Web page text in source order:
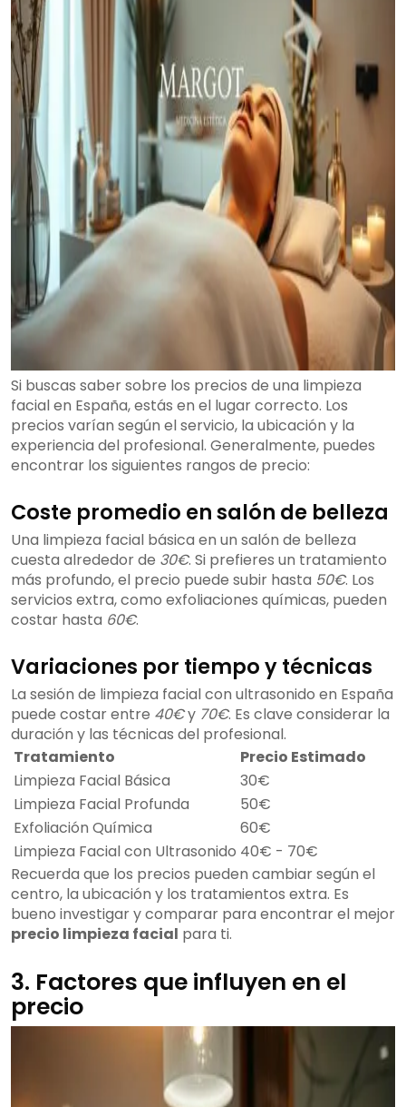
Si buscas saber sobre los precios de una limpieza
facial en España, estás en el lugar correcto. Los
precios varían según el servicio, la ubicación y la
experiencia del profesional. Generalmente, puedes
encontrar los siguientes rangos de precio:
Coste promedio en salón de belleza
Una limpieza facial básica en un salón de belleza
cuesta alrededor de 30€. Si prefieres un tratamiento
más profundo, el precio puede subir hasta 50€. Los
servicios extra, como exfoliaciones químicas, pueden
costar hasta 60€.
Variaciones por tiempo y técnicas
La sesión de limpieza facial con ultrasonido en España
puede costar entre 40€y 70€. Es clave considerar la
duración y las técnicas del profesional.
Tratamiento
Precio Estimado
Limpieza Facial Básica
30€
Limpieza Facial Profunda
50€
Exfoliación Química
60€
Limpieza Facial con Ultrasonido 40€ - 70€
Recuerda que los precios pueden cambiar según el
centro, la ubicación y los tratamientos extra. Es
bueno investigar y comparar para encontrar el mejor
precio limpieza facial para ti.
3. Factores que influyen en el
precio